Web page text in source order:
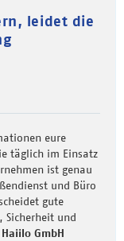
leidet die
eure
täglich im Einsatz
ist genau
und Büro
gute
Sicherheit und
GmbH